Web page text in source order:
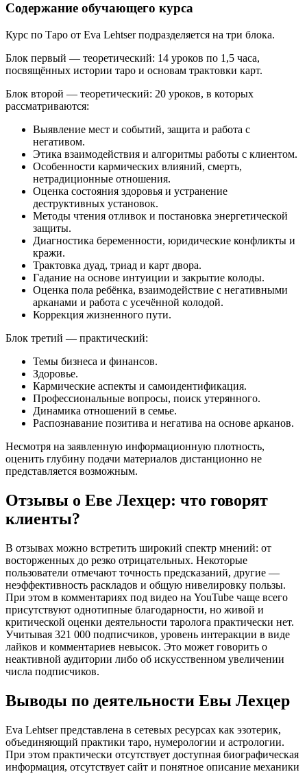
Содержание обучающего курса
Курс по Таро от Eva Lehtser подразделяется на три блока.
Блок первый — теоретический: 14 уроков по 1,5 часа,
посвящённых истории таро и основам трактовки карт.
Блок второй — теоретический: 20 уроков, в которых
рассматриваются:
Выявление мест и событий, защита и работа с
негативом.
Этика взаимодействия и алгоритмы работы с клиентом.
Особенности кармических влияний, смерть,
нетрадиционные отношения.
Оценка состояния здоровья и устранение
деструктивных установок.
Методы чтения отливок и постановка энергетической
защиты.
Диагностика беременности, юридические конфликты и
кражи.
Трактовка дуад, триад и карт двора.
Гадание на основе интуиции и закрытие колоды.
Оценка пола ребёнка, взаимодействие с негативными
арканами и работа с усечённой колодой.
Коррекция жизненного пути.
Блок третий — практический:
Темы бизнеса и финансов.
Здоровье.
Кармические аспекты и самоидентификация.
Профессиональные вопросы, поиск утерянного.
Динамика отношений в семье.
Распознавание позитива и негатива на основе арканов.
Несмотря на заявленную информационную плотность,
оценить глубину подачи материалов дистанционно не
представляется возможным.
Отзывы о Еве Лехцер: что говорят
клиенты?
В отзывах можно встретить широкий спектр мнений: от
восторженных до резко отрицательных. Некоторые
пользователи отмечают точность предсказаний, другие —
неэффективность раскладов и общую нивелировку пользы.
При этом в комментариях под видео на YouTube чаще всего
присутствуют однотипные благодарности, но живой и
критической оценки деятельности таролога практически нет.
Учитывая 321 000 подписчиков, уровень интеракции в виде
лайков и комментариев невысок. Это может говорить о
неактивной аудитории либо об искусственном увеличении
числа подписчиков.
Выводы по деятельности Евы Лехцер
Eva Lehtser представлена в сетевых ресурсах как эзотерик,
объединяющий практики таро, нумерологии и астрологии.
При этом практически отсутствует доступная биографическая
информация, отсутствует сайт и понятное описание механики